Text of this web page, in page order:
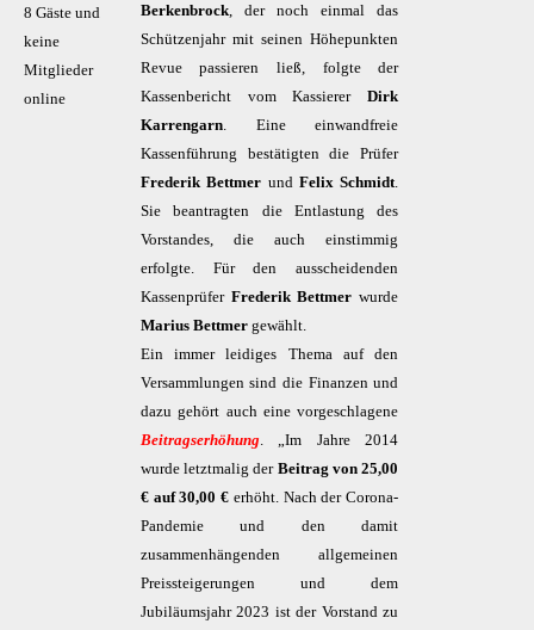
8 Gäste und
keine
Mitglieder
online
Berkenbrock, der noch einmal das
Schützenjahr mit seinen Höhepunkten
Revue passieren ließ, folgte der
Kassenbericht vom KassiererDirk
Karrengarn. Eine einwandfreie
Kassenführung bestätigten die Prüfer
Frederik Bettmer und Felix Schmidt
Sie beantragten die Entlastung des
Vorstandes, die auch einstimmig
erfolgte. Für den ausscheidenden
Kassenprüfer Frederik Bettmer wurde
Marius Bettmergewählt.
Ein immer leidiges Thema auf den
Versammlungen sind die Finanzen und
dazu gehört auch eine vorgeschlagene
Beitragserhöhung . „Im Jahre 2014
wurde letztmalig der Beitrag von 25,00
€ auf 30,00 € erhöht. Nach der Corona-
Pandemie und den damit
zusammenhängenden allgemeinen
Preissteigerungen und dem
Jubiläumsjahr 2023 ist der Vorstand zu